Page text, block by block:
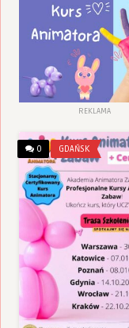
REKLAMA
0 GDAŃSK